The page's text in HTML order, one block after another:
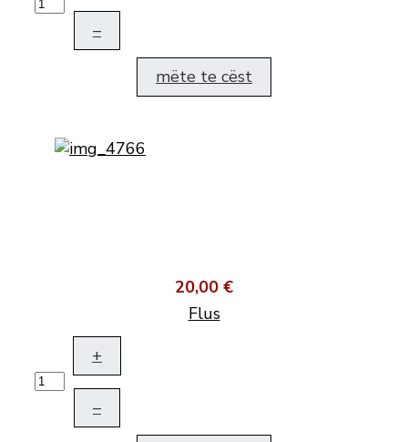
–
mëte te cëst
20,00 €
Flus
+
–